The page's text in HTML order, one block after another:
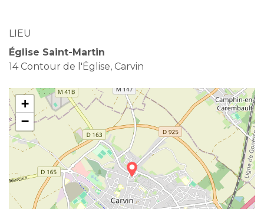
LIEU
Église Saint-Martin
14 Contour de l'Église, Carvin
+
−